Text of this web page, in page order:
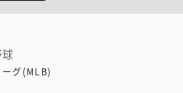
ーグ(MLB)